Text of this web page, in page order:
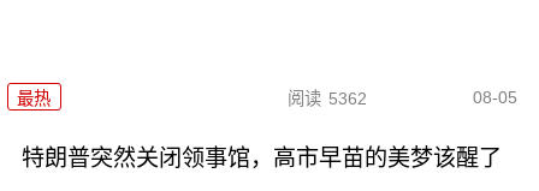
最热 阅读 5362 08-05
特朗普突然关闭领事馆，高市早苗的美梦该醒了